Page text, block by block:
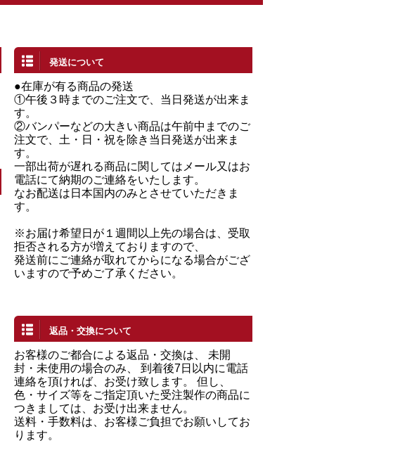
発送について
●在庫が有る商品の発送
①午後３時までのご注文で、当日発送が出来ま
す。
②バンパーなどの大きい商品は午前中までのご
注文で、土・日・祝を除き当日発送が出来ま
す。
一部出荷が遅れる商品に関してはメール又はお
電話にて納期のご連絡をいたします。
なお配送は日本国内のみとさせていただきま
す。
※お届け希望日が１週間以上先の場合は、受取
拒否される方が増えておりますので、
発送前にご連絡が取れてからになる場合がござ
いますので予めご了承ください。
返品・交換について
お客様のご都合による返品・交換は、 未開
封・未使用の場合のみ、 到着後7日以内に電話
連絡を頂ければ、お受け致します。 但し、
色・サイズ等をご指定頂いた受注製作の商品に
つきましては、お受け出来ません。
送料・手数料は、お客様ご負担でお願いしてお
ります。